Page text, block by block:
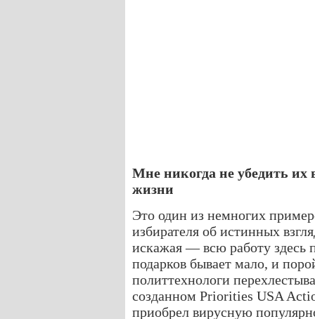
Мне никогда не убедить их
жизни
Это один из немногих
избирателя об истинных
искажая — всю работу здесь
подарков бывает мало, и
политтехнологи
созданном Priorities USA
приобрел вирусную